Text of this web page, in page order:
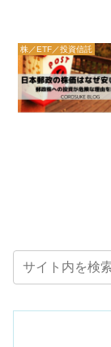
株／ETF／投資信託